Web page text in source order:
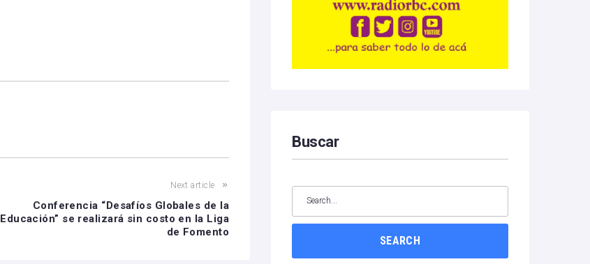
Next article
Conferencia “Desafíos Globales de la
Educación” se realizará sin costo en la Liga
de Fomento
Buscar
SEARCH